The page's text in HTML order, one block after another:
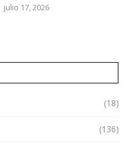
julio 17, 2026
(18)
(136)